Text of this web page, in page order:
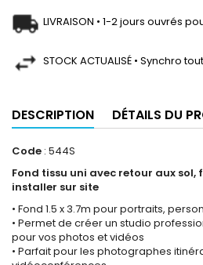
LIVRAISON • 1-2 jours ouvrés
STOCK ACTUALISÉ • Synchro
DESCRIPTION DÉTAILS DU
Code : 544S
Fond tissu uni avec retour aux
installer sur site
• Fond 1.5 x 3.7m pour portraits,
• Permet de créer un studio
pour vos photos et vidéos
• Parfait pour les photographes